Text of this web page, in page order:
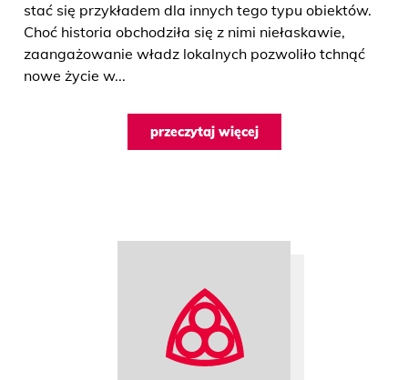
stać się przykładem dla innych tego typu obiektów.
Choć historia obchodziła się z nimi niełaskawie,
zaangażowanie władz lokalnych pozwoliło tchnąć
nowe życie w...
przeczytaj więcej